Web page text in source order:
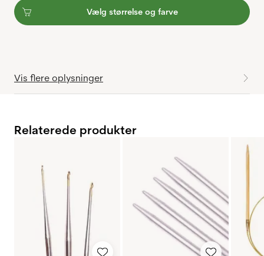
Vælg størrelse og farve
Vis flere oplysninger
Relaterede produkter